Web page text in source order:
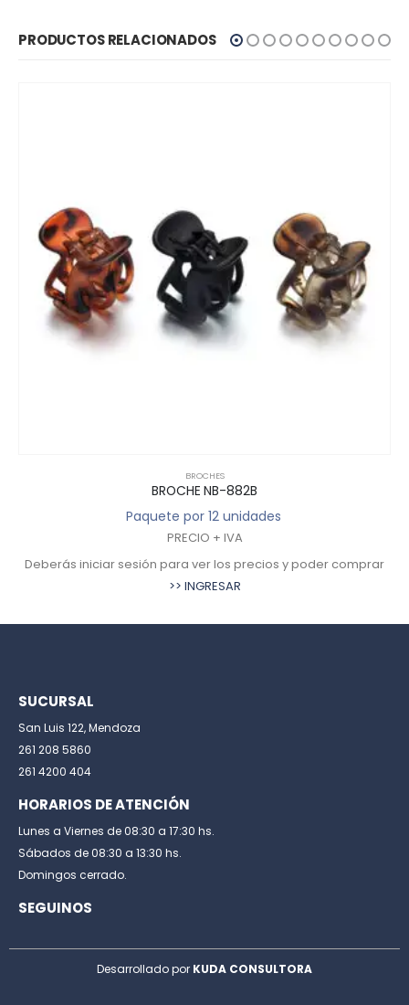
PRODUCTOS RELACIONADOS
BROCHES
BROCHE NB-882B
Paquete por 12 unidades
PRECIO + IVA
Deberás iniciar sesión para ver los precios y poder comprar
>> INGRESAR
SUCURSAL
San Luis 122, Mendoza
261 208 5860
261 4200 404
HORARIOS DE ATENCIÓN
Lunes a Viernes de 08:30 a 17:30 hs.
Sábados de 08:30 a 13:30 hs.
Domingos cerrado.
SEGUINOS
Desarrollado por KUDA CONSULTORA